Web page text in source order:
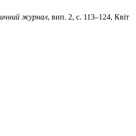
журнал, вип. 2, с. 113–124, Квіт